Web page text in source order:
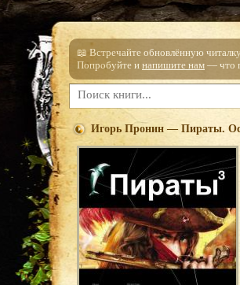
📖 Встречайте обновлённую
Попробуйте и напишите нам — что
Игорь Пронин — Пираты.